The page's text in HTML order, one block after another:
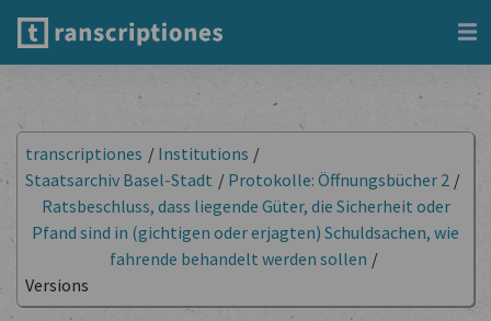
transcriptiones / Institutions /
Staatsarchiv Basel-Stadt / Protokolle: Öffnungsbücher 2 /
Ratsbeschluss, dass liegende Güter, die Sicherheit oder
Pfand sind in (gichtigen oder erjagten) Schuldsachen, wie
fahrende behandelt werden sollen /
Versions